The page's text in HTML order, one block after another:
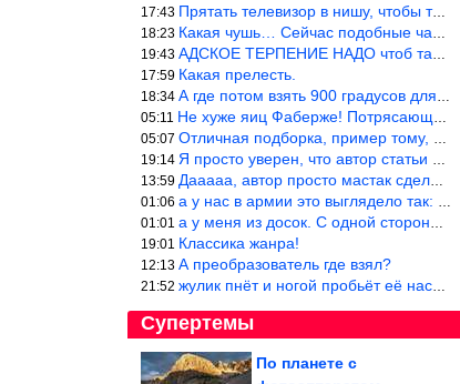
17:43 Прятать телевизор в нишу, чтобы тепло от ТВ не отводилось и теле
18:23 Какая чушь… Сейчас подобные часы в магазине стоят меньше 10 долл
19:43 АДСКОЕ ТЕРПЕНИЕ НАДО чтоб такое вышить
17:59 Какая прелесть.
18:34 А где потом взять 900 градусов для обжига?
05:11 Не хуже яиц Фаберже! Потрясающе!!! Молодчина....!!!
05:07 Отличная подборка, пример тому, чем можно и сейчас заниматься…
19:14 Я просто уверен, что автор статьи никогда не будет использовать
13:59 Дааааа, автор просто мастак сделать интригу на ровном месте! А н
01:06 а у нас в армии это выглядело так: снизу полозья из сваренные тр
01:01 а у меня из досок. С одной стороны сарай, а другая половина — ду
19:01 Классика жанра!
12:13 А преобразователь где взял?
21:52 жулик пнёт и ногой пробьёт её насквозь. Но даже если и никогда н
Супертемы
По планете с